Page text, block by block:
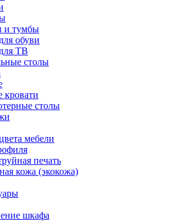
и тумбы
обуви
ТВ
столы
кровати
столы
мебели
печать
кожа (экокожа)
шкафа